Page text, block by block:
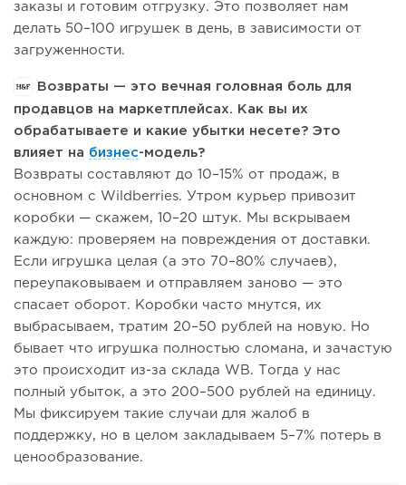
заказы и готовим отгрузку. Это позволяет нам
делать 50–100 игрушек в день, в зависимости от
загруженности.
Возвраты — это вечная головная боль для
продавцов на маркетплейсах. Как вы их
обрабатываете и какие убытки несете? Это
влияет на бизнес-модель?
Возвраты составляют до 10–15% от продаж, в
основном с Wildberries. Утром курьер привозит
коробки — скажем, 10–20 штук. Мы вскрываем
каждую: проверяем на повреждения от доставки.
Если игрушка целая (а это 70–80% случаев),
переупаковываем и отправляем заново — это
спасает оборот. Коробки часто мнутся, их
выбрасываем, тратим 20–50 рублей на новую. Но
бывает что игрушка полностью сломана, и зачастую
это происходит из-за склада WB. Тогда у нас
полный убыток, а это 200–500 рублей на единицу.
Мы фиксируем такие случаи для жалоб в
поддержку, но в целом закладываем 5–7% потерь в
ценообразование.